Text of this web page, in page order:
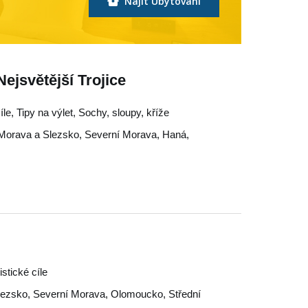
Trojice
Tipy na výlet, Sochy, sloupy, kříže
a Slezsko, Severní Morava, Haná,
cíle
, Severní Morava,Olomoucko, Střední